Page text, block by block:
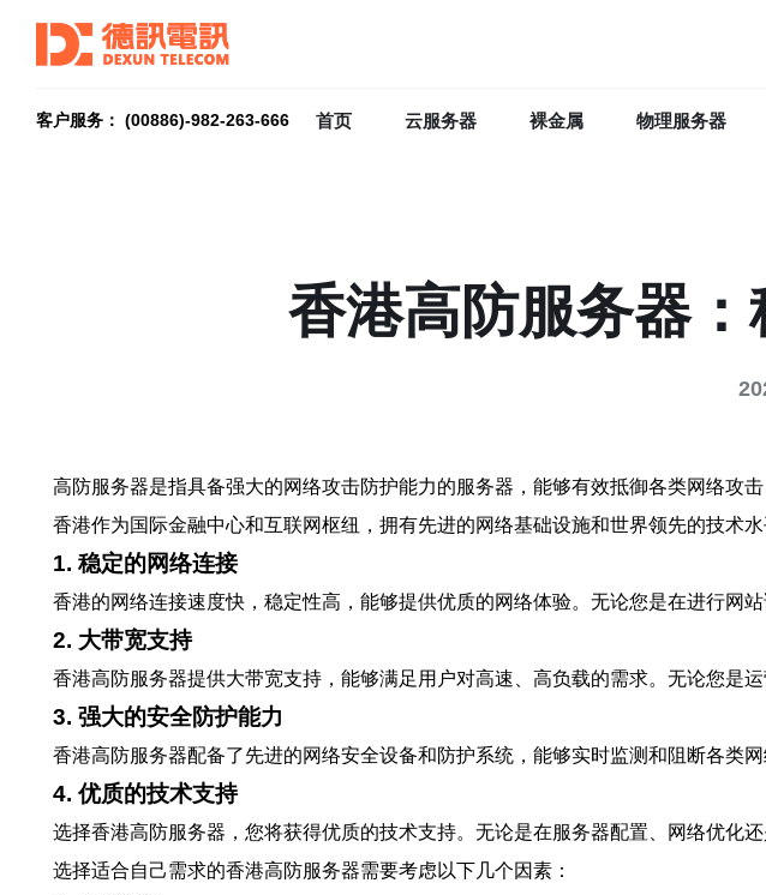
客户服务： (00886)-982-263-666 首页 云服务器 裸金属 物理服务器
香港高防服务器
高防服务器是指具备强大的网络攻击防护能力的服务器，能够有效抵御各类网络攻击
香港作为国际金融中心和互联网枢纽，拥有先进的网络基础设施和世界领先的技术
1. 稳定的网络连接
香港的网络连接速度快，稳定性高，能够提供优质的网络体验。无论您是在进行网
2. 大带宽支持
香港高防服务器提供大带宽支持，能够满足用户对高速、高负载的需求。无论您是
3. 强大的安全防护能力
香港高防服务器配备了先进的网络安全设备和防护系统，能够实时监测和阻断各类
4. 优质的技术支持
选择香港高防服务器，您将获得优质的技术支持。无论是在服务器配置、网络优化
选择适合自己需求的香港高防服务器需要考虑以下几个因素：